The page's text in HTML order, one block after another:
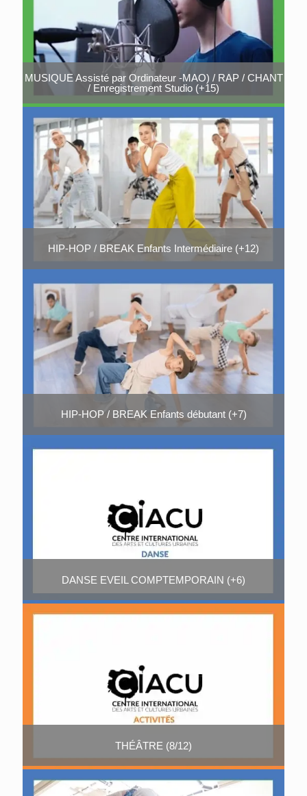
MUSIQUE Assisté par Ordinateur -MAO) / RAP / CHANT
/ Enregistrement Studio (+15)
HIP-HOP / BREAK Enfants Intermédiaire (+12)
HIP-HOP / BREAK Enfants débutant (+7)
DANSE EVEIL COMPTEMPORAIN (+6)
THÉÂTRE (8/12)